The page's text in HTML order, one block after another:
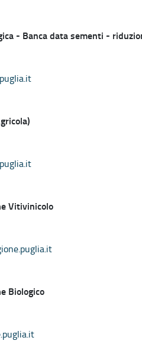
- Banca data sementi -
Vitivinicolo
Biologico